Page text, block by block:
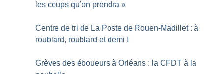
les coups qu’on prendra »
Centre de tri de La Poste de Rouen-Madillet : à
roublard, roublard et demi !
Grèves des éboueurs à Orléans : la CFDT à la